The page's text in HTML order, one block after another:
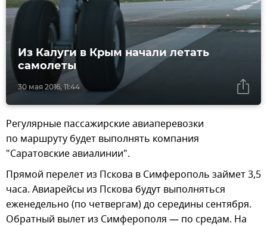
30 мая 2016, 11:44
Из Калуги в Крым начали летать
самолеты
Регулярные пассажирские авиаперевозки
по маршруту будет выполнять компания
"Саратовские авиалинии".
Прямой перелет из Пскова в Симферополь займет 3,5
часа. Авиарейсы из Пскова будут выполняться
еженедельно (по четвергам) до середины сентября.
Обратный вылет из Симферополя — по средам. На